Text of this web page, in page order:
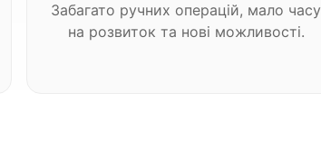
Забагато ручних операцій, мало часу
на розвиток та нові можливості.